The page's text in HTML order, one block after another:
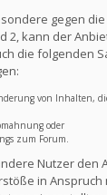
gegen
2, kann der
die folgenden
von Inhalten,
oder
zum Forum.
Nutzer den
in Anspruch